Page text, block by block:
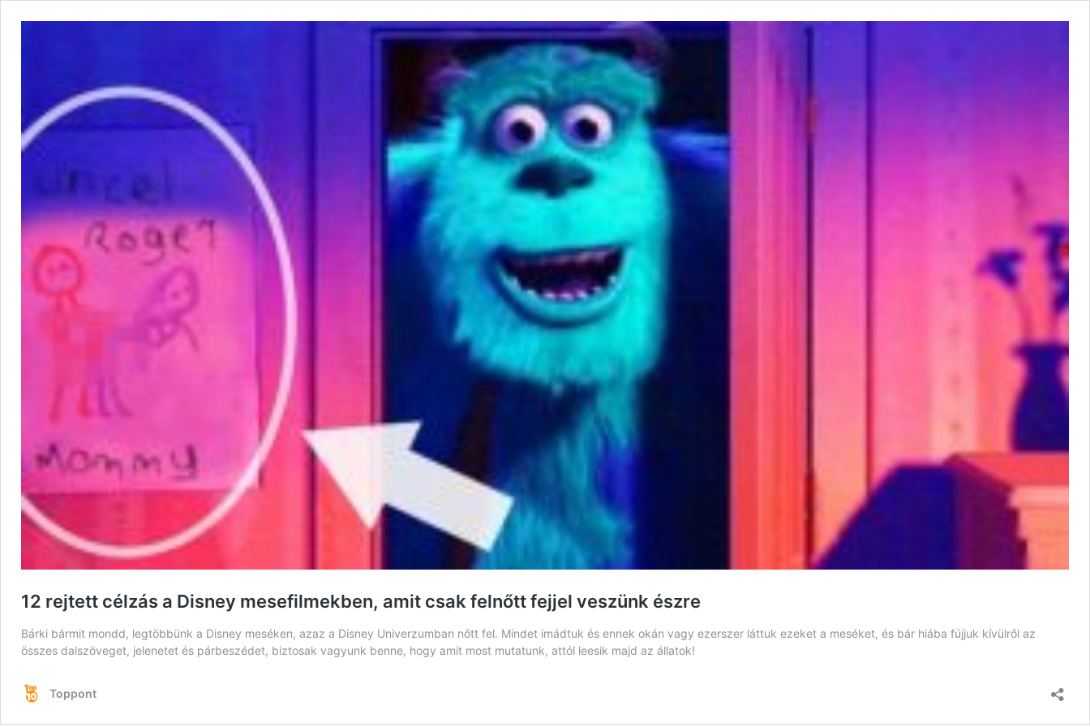
12 rejtett célzás a Disney mesefilmekben, amit csak felnőtt fejjel veszünk észre
Bárki bármit mondd, legtöbbünk a Disney meséken, azaz a Disney Univerzumban nőtt fel. Mindet imádtuk és ennek okán vagy ezerszer láttuk ezeket a meséket, és bár hiába fújjuk kívülről az
összes dalszöveget, jelenetet és párbeszédet, biztosak vagyunk benne, hogy amit most mutatunk, attól leesik majd az állatok!
Toppont